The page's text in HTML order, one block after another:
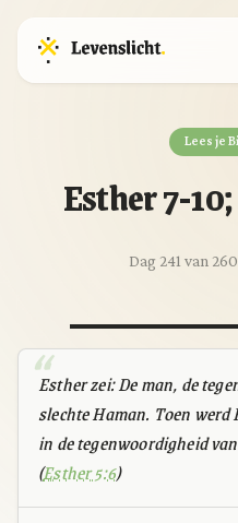
Lees je
Esther 7-
Dag 241 van 260
Esther zei: De man, de
slechte Haman. Toen
in de tegenwoordigheid
(Esther 5:6)